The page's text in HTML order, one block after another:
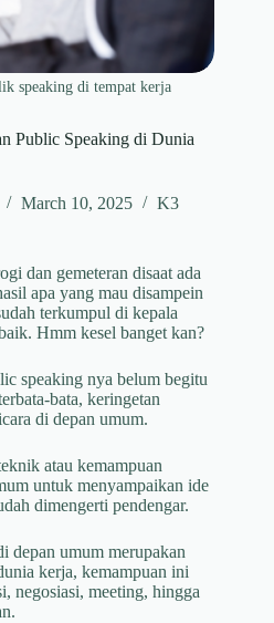
speaking di tempat kerja
Public Speaking di Dunia
March 10, 2025 K3
dan gemeteran disaat ada
apa yang mau disampein
terkumpul di kepala
Hmm kesel banget kan?
speaking nya belum begitu
bata, keringetan
di depan umum.
atau kemampuan
untuk menyampaikan ide
dimengerti pendengar.
depan umum merupakan
kerja, kemampuan ini
negosiasi, meeting, hingga